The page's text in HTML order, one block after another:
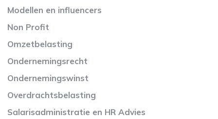
Modellen en influencers
Non Profit
Omzetbelasting
Ondernemingsrecht
Ondernemingswinst
Overdrachtsbelasting
Salarisadministratie en HR Advies